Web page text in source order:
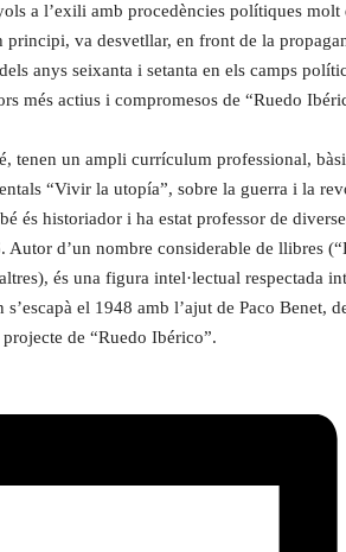
a l’exili amb procedències polítiques
va desvetllar, en front de la
anys seixanta i setanta en els camps
actius i compromesos de “Ruedo
un ampli currículum professional,
“Vivir la utopía”, sobre la guerra i la
és historiador i ha estat professor de
d’un nombre considerable de llibres
és una figura intel·lectual respectada
el 1948 amb l’ajut de Paco Benet,
de “Ruedo Ibérico”.